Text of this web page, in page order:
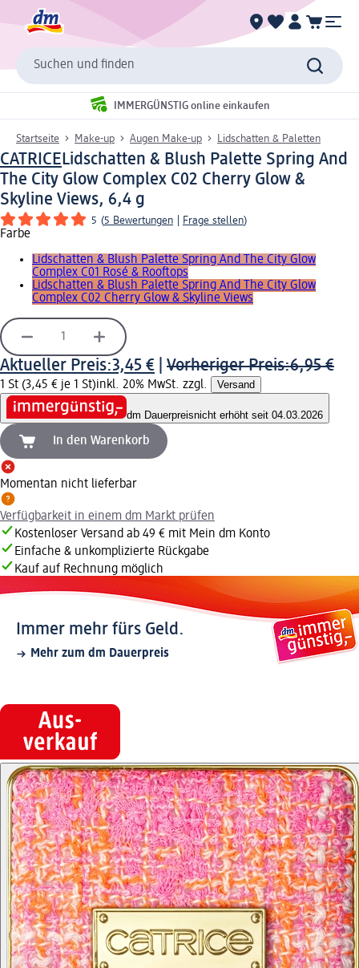
Suchen und finden
IMMERGÜNSTIG online einkaufen
Startseite Make-up Augen Make-up Lidschatten & Paletten
CATRICELidschatten & Blush Palette Spring And
The City Glow Complex C02 Cherry Glow &
Skyline Views, 6,4 g
5 (5 Bewertungen Frage stellen)
Farbe
Lidschatten & Blush Palette Spring And The City Glow
Complex C01 Rosé & Rooftops
Lidschatten & Blush Palette Spring And The City Glow
Complex C02 Cherry Glow & Skyline Views
Aktueller Preis:3,45 € Vorheriger Preis:6,95 €
1 St (3,45 € je 1 St)inkl. 20% MwSt. zzgl. Versand
dm Dauerpreisnicht erhöht seit 04.03.2026
In den Warenkorb
Momentan nicht lieferbar
Verfügbarkeit in einem dm Markt prüfen
Kostenloser Versand ab 49 € mit Mein dm Konto
Einfache & unkomplizierte Rückgabe
Kauf auf Rechnung möglich
Immer mehr fürs Geld.
Mehr zum dm Dauerpreis